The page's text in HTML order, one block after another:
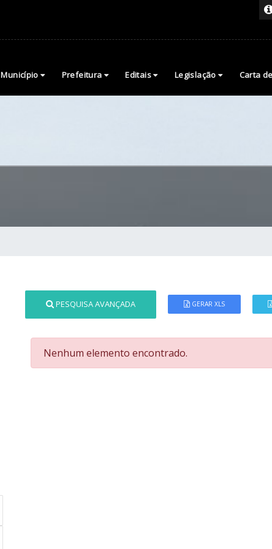
Município Prefeitura Editais Legislação Carta
PESQUISA AVANÇADA GERAR XLS
Nenhum elemento encontrado.